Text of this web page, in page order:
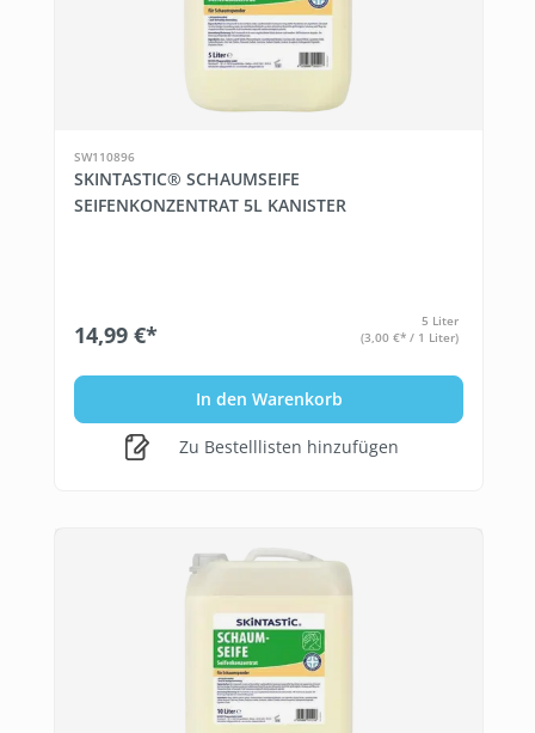
SW110896
SKINTASTIC® SCHAUMSEIFE
SEIFENKONZENTRAT 5L KANISTER
14,99 €*
5 Liter
(3,00 €* / 1 Liter)
In den Warenkorb
Zu Bestelllisten hinzufügen